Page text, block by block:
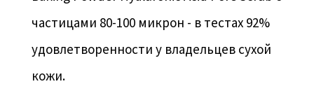
частицами 80-100 микрон - в тестах 92%
удовлетворенности у владельцев сухой
кожи.